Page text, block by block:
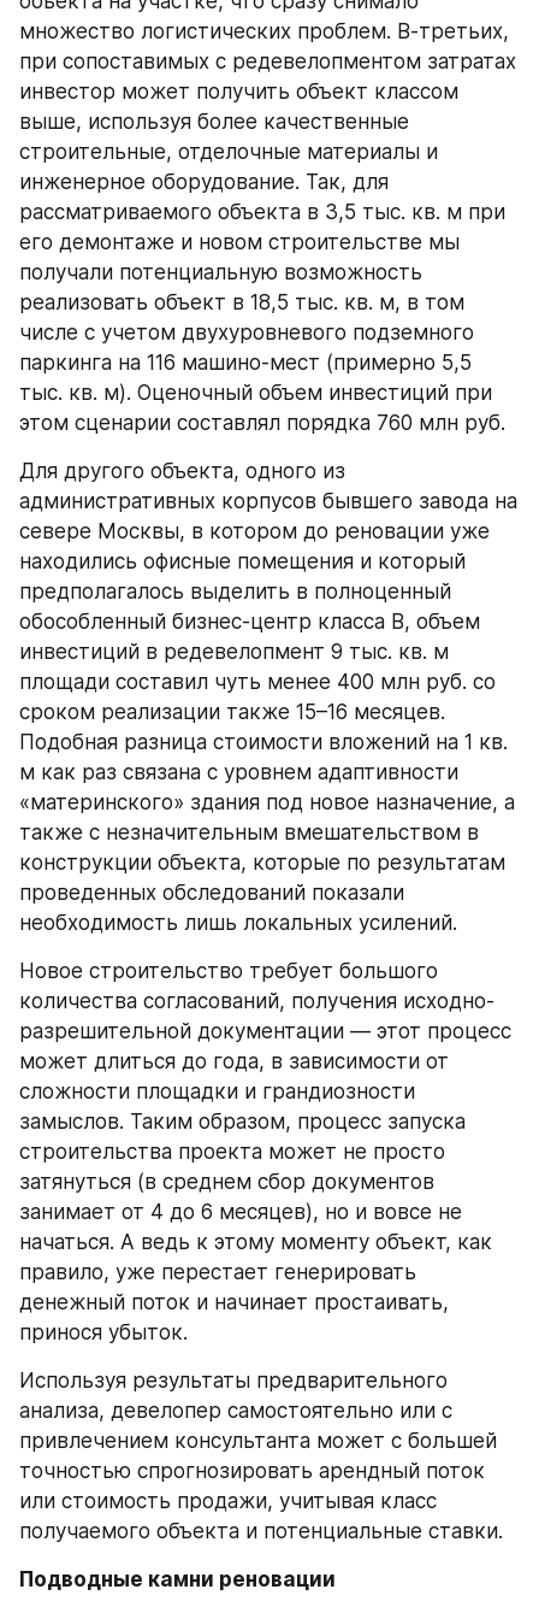
множество логистических проблем. В-третьих,
при сопоставимых с редевелопментом затратах
инвестор может получить объект классом
выше, используя более качественные
строительные, отделочные материалы и
инженерное оборудование. Так, для
рассматриваемого объекта в 3,5 тыс. кв. м при
его демонтаже и новом строительстве мы
получали потенциальную возможность
реализовать объект в 18,5 тыс. кв. м, в том
числе с учетом двухуровневого подземного
паркинга на 116 машино-мест (примерно 5,5
тыс. кв. м). Оценочный объем инвестиций при
этом сценарии составлял порядка 760 млн руб.
Для другого объекта, одного из
административных корпусов бывшего завода на
севере Москвы, в котором до реновации уже
находились офисные помещения и который
предполагалось выделить в полноценный
обособленный бизнес-центр класса В, объем
инвестиций в редевелопмент 9 тыс. кв. м
площади составил чуть менее 400 млн руб. со
сроком реализации также 15–16 месяцев.
Подобная разница стоимости вложений на 1 кв.
м как раз связана с уровнем адаптивности
«материнского» здания под новое назначение, а
также с незначительным вмешательством в
конструкции объекта, которые по результатам
проведенных обследований показали
необходимость лишь локальных усилений.
Новое строительство требует большого
количества согласований, получения исходно-
разрешительной документации — этот процесс
может длиться до года, в зависимости от
сложности площадки и грандиозности
замыслов. Таким образом, процесс запуска
строительства проекта может не просто
затянуться (в среднем сбор документов
занимает от 4 до 6 месяцев), но и вовсе не
начаться. А ведь к этому моменту объект, как
правило, уже перестает генерировать
денежный поток и начинает простаивать,
принося убыток.
Используя результаты предварительного
анализа, девелопер самостоятельно или с
привлечением консультанта может с большей
точностью спрогнозировать арендный поток
или стоимость продажи, учитывая класс
получаемого объекта и потенциальные ставки.
Подводные камни реновации